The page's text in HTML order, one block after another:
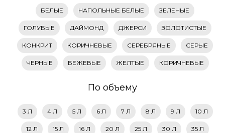
БЕЛЫЕ НАПОЛЬНЫЕ БЕЛЫЕ ЗЕЛЕНЫЕ
ГОЛУБЫЕ ДАЙМОНД ДЖЕРСИ ЗОЛОТИСТЫЕ
КОНКРИТ КОРИЧНЕВЫЕ СЕРЕБРЯНЫЕ СЕРЫЕ
ЧЕРНЫЕ БЕЖЕВЫЕ ЖЕЛТЫЕ КОРИЧНЕВЫЕ
По объему
3 Л 4 Л 5 Л 6 Л 7 Л 8 Л 9 Л 10 Л
12 Л 15 Л 16 Л 20 Л 25 Л 30 Л 35 Л